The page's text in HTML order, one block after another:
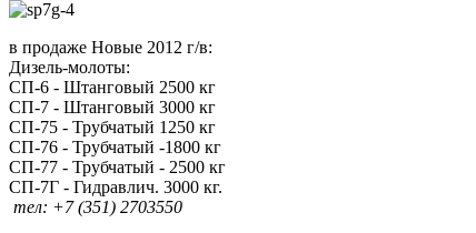
в продаже Новые 2012 г/в:
Дизель-молоты:
СП-6 - Штанговый 2500 кг
СП-7 - Штанговый 3000 кг
СП-75 - Трубчатый 1250 кг
СП-76 - Трубчатый -1800 кг
СП-77 - Трубчатый - 2500 кг
СП-7Г - Гидравлич. 3000 кг.
тел: +7 (351) 2703550